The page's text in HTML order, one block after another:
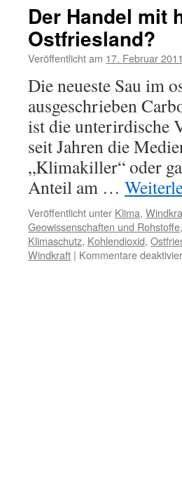
Der Handel mit
Ostfriesland?
Veröffentlicht am 17. Februar 2011
Die neueste Sau im
ausgeschrieben
ist die unterirdische
seit Jahren die
„Klimakiller“ oder
Anteil am …
Veröffentlicht unter Klima,
Geowissenschaften und Rohstoffe,
Klimaschutz, Kohlendioxid,
Windkraft | Kommentare